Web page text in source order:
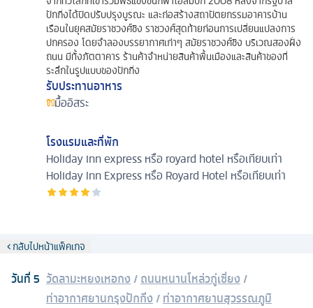
ปักกิ่งได้ปิดปรับปรุงบูรณะ และก่อสร้างสถาปัตยกรรมอาคารบ้าน
เรือนในยุคสมัยราชวงศ์ชิง ราชวงศ์สุดท้ายก่อนการเปลี่ยนแปลงการ
ปกครอง โดยจำลองบรรยากาศเก่าๆ สมัยราชวงศ์ชิง บริเวณสองฝั่ง
ถนน มีทั้งภัตตาคาร ร้านค้าจำหน่ายสินค้าพื้นเมืองและสินค้าของที่
ระลึกในรูปแบบของปักกิ่ง
รับประทานอาหาร
มื้ออิสระ
โรงแรมและที่พัก
Holiday inn express หรือ royard hotel หรือเทียบเท่า
Holiday Inn Express หรือ Royard Hotel หรือเทียบเท่า
กลับไปหน้าแพ็คเกจ
วันที่5 วัดลามะหยงเหอกง/ถนนหนานโหล่วกู่เซี่ยง/
ท่าอากาศยานกรุงปักกิ่ง/ท่าอากาศยานสุวรรณภูมิ